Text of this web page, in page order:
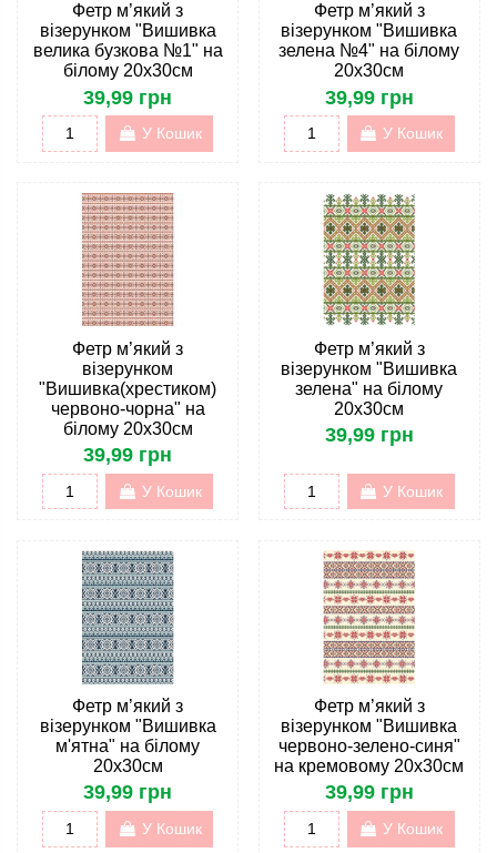
Фетр м’який з
візерунком "Вишивка
велика бузкова №1" на
білому 20х30см
39,99 грн
У Кошик
Фетр м’який з
візерунком "Вишивка
зелена №4" на білому
20х30см
39,99 грн
У Кошик
Фетр м’який з
візерунком
"Вишивка(хрестиком)
червоно-чорна" на
білому 20х30см
39,99 грн
У Кошик
Фетр м’який з
візерунком "Вишивка
зелена" на білому
20х30см
39,99 грн
У Кошик
Фетр м’який з
візерунком "Вишивка
м'ятна" на білому
20х30см
39,99 грн
У Кошик
Фетр м’який з
візерунком "Вишивка
червоно-зелено-синя"
на кремовому 20х30см
39,99 грн
У Кошик